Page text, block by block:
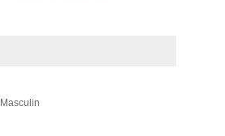
Masculin